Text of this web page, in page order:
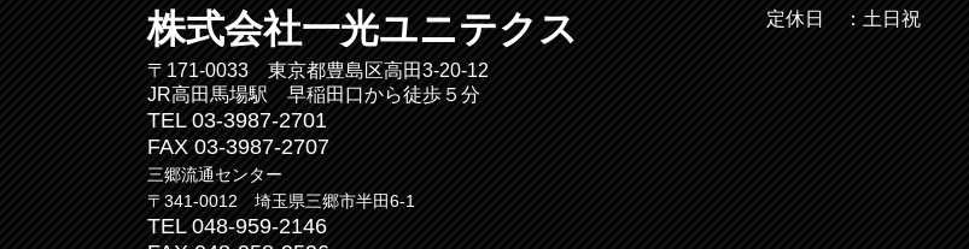
株式会社一光ユニテクス
〒171-0033 東京都豊島区高田3-20-12
JR高田馬場駅 早稲田口から徒歩５分
TEL 03-3987-2701
FAX 03-3987-2707
三郷流通センター
〒341-0012 埼玉県三郷市半田6-1
TEL 048-959-2146
定休日 ：土日祝